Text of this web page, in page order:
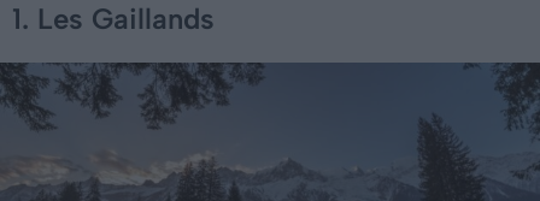
1. Les Gaillands